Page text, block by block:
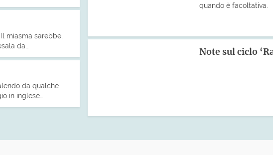
miasma sarebbe,
da…
da qualche
in inglese…
quando è facoltativa.
Note sul ciclo